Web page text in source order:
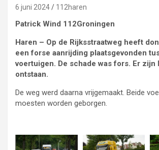
6 juni 2024 112haren
Patrick Wind 112Groningen
Haren – Op de Rijksstraatweg heeft
een forse aanrijding plaatsgevonden
voertuigen. De schade was fors. Er zijn
ontstaan.
De weg werd daarna vrijgemaakt. Beide
moesten worden geborgen.